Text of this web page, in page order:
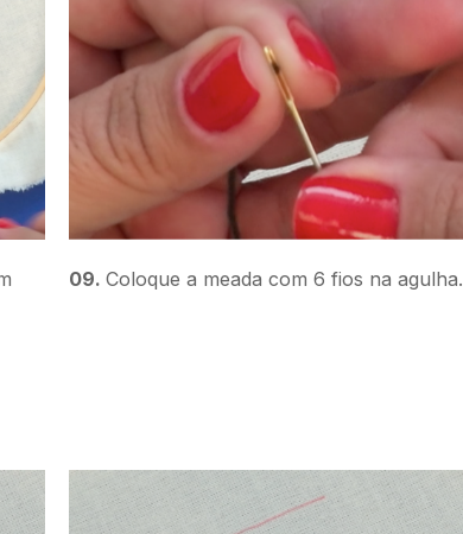
09. Coloque a meada com 6 fios na agulha.